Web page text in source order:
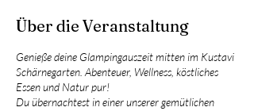
Über die Veranstaltung
Genieße deine Glampingauszeit mitten im Kustavi
Schärnegarten. Abenteuer, Wellness, köstliches
Essen und Natur pur!
Du übernachtest in einer unserer gemütlichen